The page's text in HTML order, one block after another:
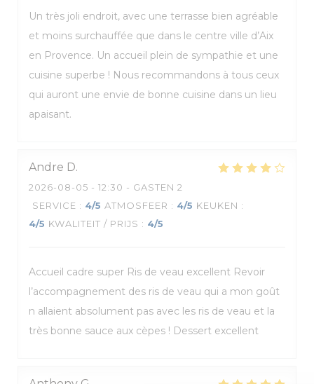
Un très joli endroit, avec une terrasse bien agréable
et moins surchauffée que dans le centre ville d’Aix
en Provence. Un accueil plein de sympathie et une
cuisine superbe ! Nous recommandons à tous ceux
qui auront une envie de bonne cuisine dans un lieu
apaisant.
Andre D
2026-08-05 - 12:30 - GASTEN 2
SERVICE : 4/5 ATMOSFEER : 4/5 KEUKEN :
4/5 KWALITEIT / PRIJS : 4/5
Accueil cadre super Ris de veau excellent Revoir
l’accompagnement des ris de veau qui a mon goût
n allaient absolument pas avec les ris de veau et la
très bonne sauce aux cèpes ! Dessert excellent